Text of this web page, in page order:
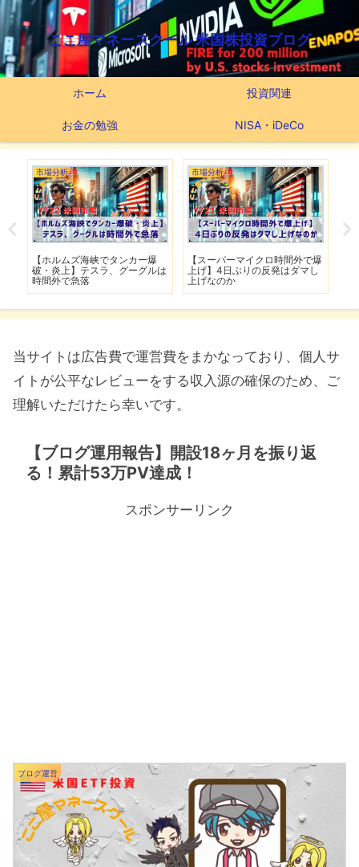
ここ屋マネースクール 米国株投資ブログ
ホーム 投資関連
お金の勉強 NISA・iDeCo
市場分析
【ホルムズ海峡でタンカー爆
破・炎上】テスラ、グーグルは
時間外で急落
市場分析
【スーパーマイクロ時間外で爆
上げ】4日ぶりの反発はダマし
上げなのか
当サイトは広告費で運営費をまかなっており、個人サ
イトが公平なレビューをする収入源の確保のため、ご
理解いただけたら幸いです。
【ブログ運用報告】開設18ヶ月を振り返
る！累計53万PV達成！
スポンサーリンク
ブログ運営